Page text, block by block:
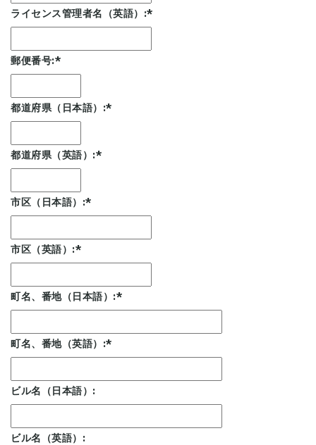
ライセンス管理者名（英語）:*
郵便番号:*
都道府県（日本語）:*
都道府県（英語）:*
市区（日本語）:*
市区（英語）:*
町名、番地（日本語）:*
町名、番地（英語）:*
ビル名（日本語）:
ビル名（英語）: